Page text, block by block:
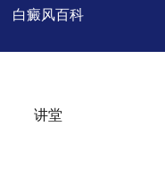
白癜风百科
讲堂